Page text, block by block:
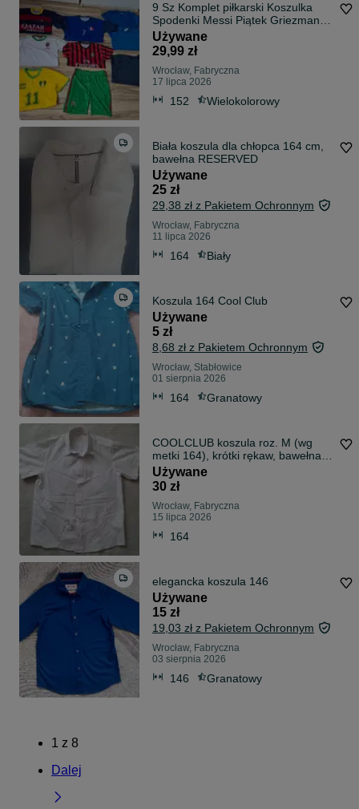
9 Sz Komplet piłkarski Koszulka
Spodenki Messi Piątek Griezmann
Brazil
Używane
29,99 zł
Wrocław, Fabryczna
17 lipca 2026
152 Wielokolorowy
Biała koszula dla chłopca 164 cm,
bawełna RESERVED
Używane
25 zł
29,38 zł z Pakietem Ochronnym
Wrocław, Fabryczna
11 lipca 2026
164 Biały
Koszula 164 Cool Club
Używane
5 zł
8,68 zł z Pakietem Ochronnym
Wrocław, Stabłowice
01 sierpnia 2026
164 Granatowy
COOLCLUB koszula roz. M (wg
metki 164), krótki rękaw, bawełna,
biała
Używane
30 zł
Wrocław, Fabryczna
15 lipca 2026
164
elegancka koszula 146
Używane
15 zł
19,03 zł z Pakietem Ochronnym
Wrocław, Fabryczna
03 sierpnia 2026
146 Granatowy
1 z 8
Dalej